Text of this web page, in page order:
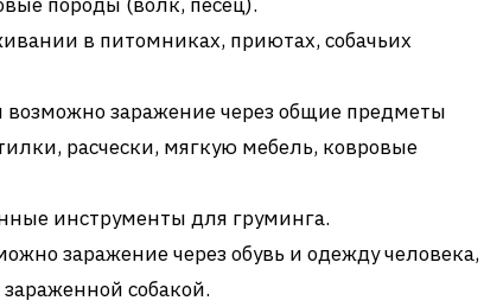
в питомниках, приютах, собачьих
заражение через общие предметы
расчески, мягкую мебель, ковровые
инструменты для груминга.
заражение через обувь и одежду человека,
собакой.